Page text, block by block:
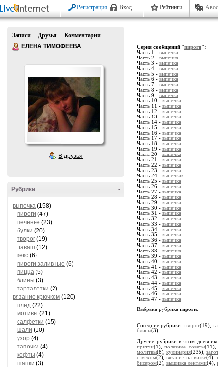
Регистрация Вход Рейтинги
Записи Друзья
Комментарии
ЕЛЕНА ТИМОФЕЕВА
В друзья
-
Рубрики
выпечка (158)
пироги (47)
печенье (23)
булки (20)
творог (19)
лаваш (12)
кекс (6)
пироги заливные (6)
пицца (5)
блины (3)
тарталетки (2)
вязание крючком (120)
плед (22)
мотивы (21)
салфетки (15)
шали (10)
узор (4)
тапочки (4)
кофты (4)
шапки (3)
Серия сообщений "пироги":
Часть 1 - выпечка
Часть 2 - выпечка
Часть 3 - выпечка
Часть 4 - выпечка
Часть 5 - выпечка
Часть 6 - выпечка
Часть 7 - выпечка
Часть 8 - выпечка
Часть 9 - выпечка
Часть 10 - выпечка
Часть 11 - выпечка
Часть 12 - выпечка
Часть 13 - выпечка
Часть 14 - выпечка
Часть 15 - выпечка
Часть 16 - выпечка
Часть 17 - выпечка
Часть 18 - выпечка
Часть 19 - выпечка
Часть 20 - выпечка
Часть 21 - выпечка
Часть 22 - выпечка
Часть 23 - выпечка
Часть 24 - выпечкав
Часть 25 - выпечка
Часть 26 - выпечка
Часть 27 - выпечка
Часть 28 - выпечка
Часть 29 - выпечка
Часть 30 - выпечка
Часть 31 - выпечка
Часть 32 - выпечка
Часть 33 - выпечка
Часть 34 - выпечка
Часть 35 - выпечка
Часть 36 - выпечка
Часть 37 - выпечка
Часть 38 - выпечка
Часть 39 - выпечка
Часть 40 - выпечка
Часть 41 - выпечка
Часть 42 - выпечка
Часть 43 - выпечка
Часть 44 - выпечка
Часть 45 - выпечка
Часть 46 - выпечка
Часть 47 - выпечка
Выбрана рубрика пироги
Соседние рубрики: творог(19),
блины(3)
Другие рубрики в этом
притчи(1),полезные советы
молитвы(8),кулинария(235),
с мехом(2),вязание на вилке(4),
бисером(2), вышивка лентами(4),